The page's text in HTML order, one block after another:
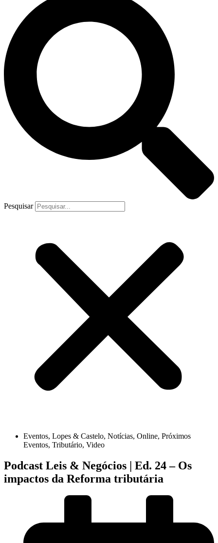
Pesquisar
Eventos, Lopes & Castelo, Notícias, Online, Próximos
Eventos, Tributário, Video
Podcast Leis & Negócios | Ed. 24 – Os
impactos da Reforma tributária